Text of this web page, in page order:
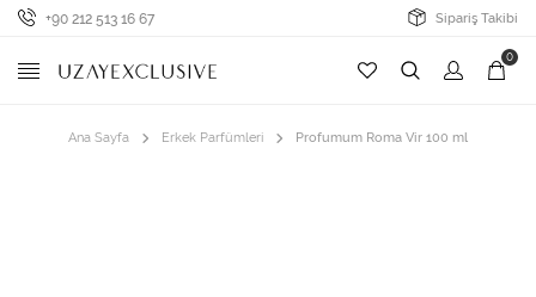
+90 212 513 16 67 Sipariş Takibi
0
Ana Sayfa Erkek Parfümleri Profumum Roma Vir 100 ml